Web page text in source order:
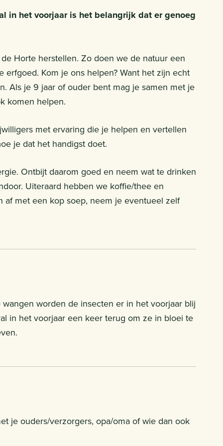
in het voorjaar is het belangrijk dat er genoeg
Horte herstellen. Zo doen we de natuur een
Kom je ons helpen? Want het zijn echt
Als je 9 jaar of ouder bent mag je samen met je
komen helpen.
met ervaring die je helpen en vertellen
je dat het handigst doet.
Ontbijt daarom goed en neem wat te drinken
Uiteraard hebben we koffie/thee en
af met een kop soep, neem je eventueel zelf
worden de insecten er in het voorjaar blij
in het voorjaar een keer terug om ze in bloei te
je ouders/verzorgers, opa/oma of wie dan ook